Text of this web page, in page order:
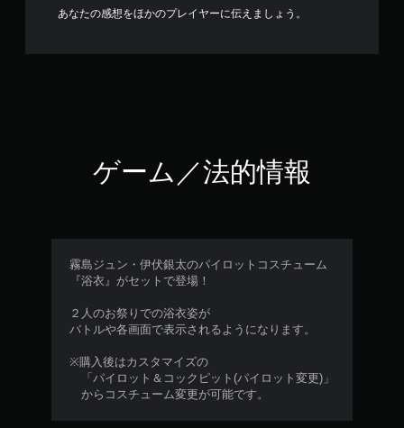
あなたの感想をほかのプレイヤーに伝えましょう。
ゲーム／法的情報
霧島ジュン・伊伏銀太のパイロットコスチューム
『浴衣』がセットで登場！
２人のお祭りでの浴衣姿が
バトルや各画面で表示されるようになります。
※購入後はカスタマイズの
「パイロット＆コックピット(パイロット変更)」
からコスチューム変更が可能です。